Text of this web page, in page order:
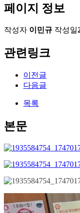
페이지 정보
작성자 이민규 작성일
관련링크
이전글
다음글
목록
본문